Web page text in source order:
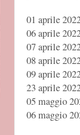
01 aprile
06 aprile
07 aprile
08 aprile
09 aprile
23 aprile
05 maggio
06 maggio